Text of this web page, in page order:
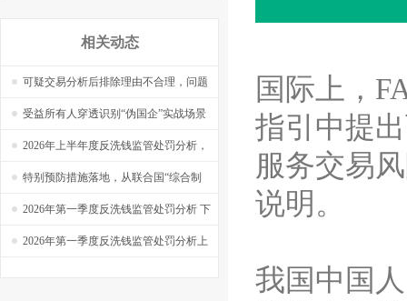
相关动态
可疑交易分析后排除理由不合理，问题
在哪里，怎么改？——【捷软反洗钱】
实操系列之四十六
受益所有人穿透识别“伪国企”实战场景
——【捷软反洗钱】实操系列之四十五
2026年上半年度反洗钱监管处罚分析，
新规生效，半年罚单超过4亿！
特别预防措施落地，从联合国“综合制
裁”到“定向金融制裁”，你看懂了吗？
——【捷软反洗钱】看系列之十八
2026年第一季度反洗钱监管处罚分析 下
2026年第一季度反洗钱监管处罚分析上
国际上，
指引中提
服务交易
说明。
我国中国